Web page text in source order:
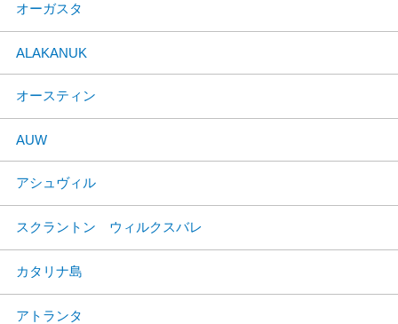
オーガスタ
ALAKANUK
オースティン
AUW
アシュヴィル
スクラントン ウィルクスバレ
カタリナ島
アトランタ